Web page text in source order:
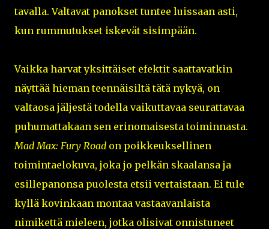
tavalla. Valtavat panokset tuntee luissaan asti,
kun rummutukset iskevät sisimpään.
Vaikka harvat yksittäiset efektit saattavatkin
näyttää hieman teennäisiltä tätä nykyä, on
valtaosa jäljestä todella vaikuttavaa seurattavaa
puhumattakaan sen erinomaisesta toiminnasta.
Mad Max: Fury Road on poikkeuksellinen
toimintaelokuva, joka jo pelkän skaalansa ja
esillepanonsa puolesta etsii vertaistaan. Ei tule
kyllä kovinkaan montaa vastaavanlaista
nimikettä mieleen, jotka olisivat onnistuneet